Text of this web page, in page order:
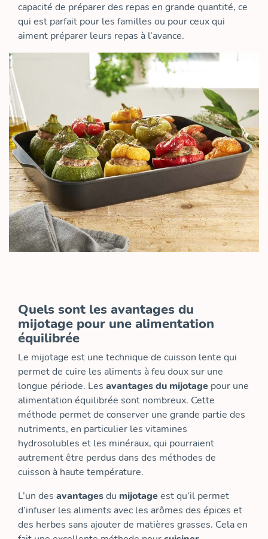
capacité de préparer des repas en grande quantité, ce
qui est parfait pour les familles ou pour ceux qui
aiment préparer leurs repas à l’avance.
Quels sont les avantages du
mijotage pour une alimentation
équilibrée
Le mijotage est une technique de cuisson lente qui
permet de cuire les aliments à feu doux sur une
longue période. Les avantages du mijotage pour une
alimentation équilibrée sont nombreux. Cette
méthode permet de conserver une grande partie des
nutriments, en particulier les vitamines
hydrosolubles et les minéraux, qui pourraient
autrement être perdus dans des méthodes de
cuisson à haute température.
L’un des avantagesdu mijotageest qu’il permet
d’infuser les aliments avec les arômes des épices et
des herbes sans ajouter de matières grasses. Cela en